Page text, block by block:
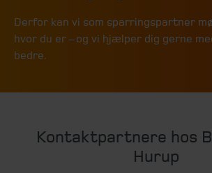
Derfor kan vi som sparringspartner
hvor du er – og vi hjælper dig gerne
bedre.
Kontaktpartnere hos
Hurup